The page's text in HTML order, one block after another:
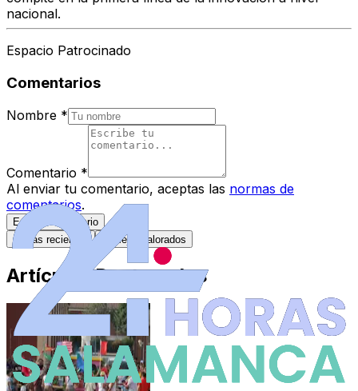
nacional.
Espacio Patrocinado
Comentarios
Nombre *
Comentario *
Al enviar tu comentario, aceptas las normas de
comentarios.
Enviar Comentario
Más recientes
Mejor valorados
Artículos Destacados